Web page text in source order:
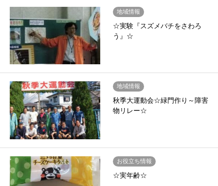
地域情報
☆実験『スズメバチをさわろ
う』☆
地域情報
秋季大運動会☆緑門作り～障害
物リレー☆
お役立ち情報
☆実年齢☆